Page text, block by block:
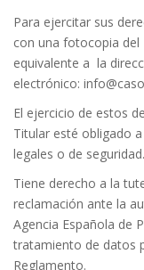
Para ejercitar sus
con una fotocopia
equivalente a la
electrónico:
El ejercicio de estos
Titular esté obligado
legales o de seguridad.
Tiene derecho a la
reclamación ante la
Agencia Española de
tratamiento de datos
Reglamento.